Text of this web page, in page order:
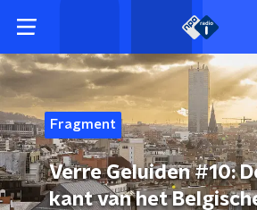
Fragment
Verre Geluiden #10:
kant van het